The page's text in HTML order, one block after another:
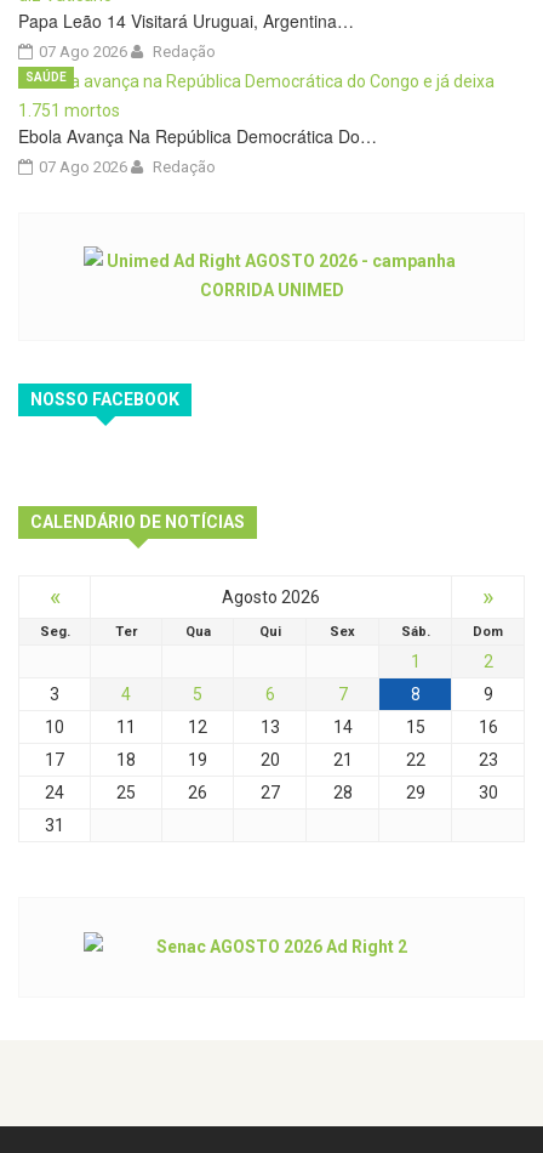
Papa Leão 14 Visitará Uruguai, Argentina…
07 Ago 2026 Redação
Ebola Avança Na República Democrática Do…
07 Ago 2026
SAÚDE
Redação
NOSSO FACEBOOK
CALENDÁRIO DE NOTÍCIAS
« Agosto 2026 »
Seg. Ter Qua Qui Sex Sáb. Dom
1
2
3
4 5 6 7 8
9
10
11 12 13 14 15
16
17
18 19 20 21 22
23
24
25 26 27 28 29
30
31